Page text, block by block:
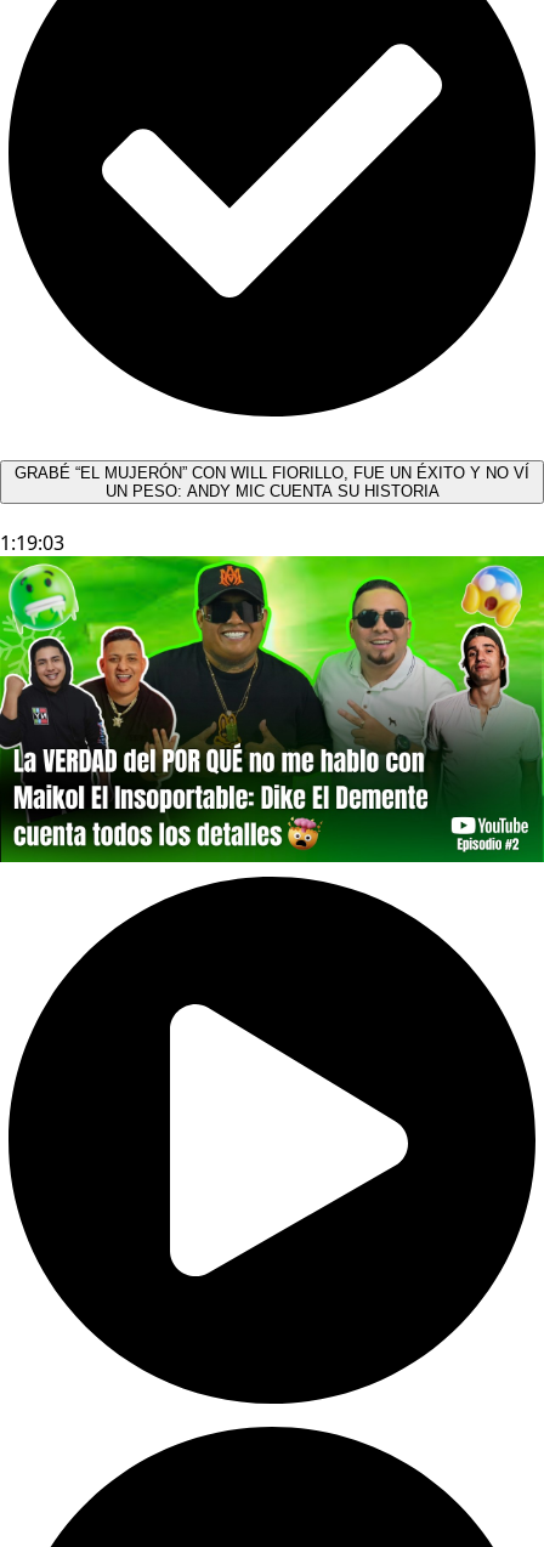
GRABÉ “EL MUJERÓN” CON WILL FIORILLO, FUE UN ÉXITO Y NO VÍ
UN PESO: ANDY MIC CUENTA SU HISTORIA
1:19:03